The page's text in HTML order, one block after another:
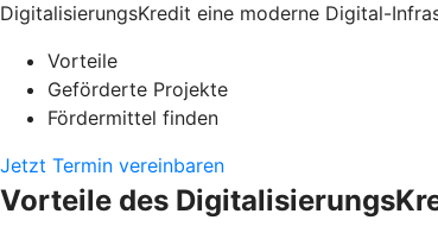
DigitalisierungsKredit eine moderne Digital-
Vorteile
Geförderte Projekte
Fördermittel finden
Jetzt Termin vereinbaren
Vorteile des